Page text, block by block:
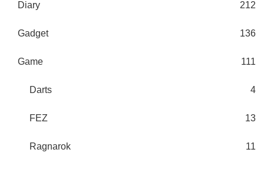
Diary 212
Gadget 136
Game 111
Darts 4
FEZ 13
Ragnarok 11